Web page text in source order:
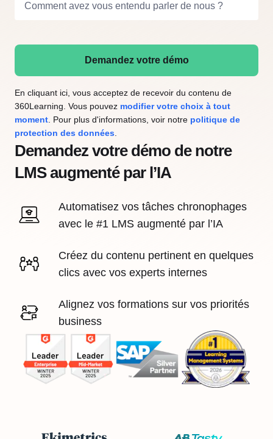
Demandez votre démo de notre
LMS augmenté par l’IA
Automatisez vos tâches chronophages
avec le #1 LMS augmenté par l’IA
Créez du contenu pertinent en quelques
clics avec vos experts internes
Alignez vos formations sur vos priorités
business
Comment avez vous entendu parler de nous ?
Demandez votre démo
En cliquant ici, vous acceptez de recevoir du contenu de
360Learning. Vous pouvez modifier votre choix à tout
moment . Pour plus d'informations, voir notre politique de
protection des données